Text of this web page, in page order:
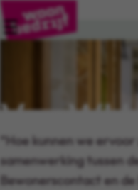
Van
ONS!
“Hoe kunnen we
samenwerking tussen
Bewonerscontact en